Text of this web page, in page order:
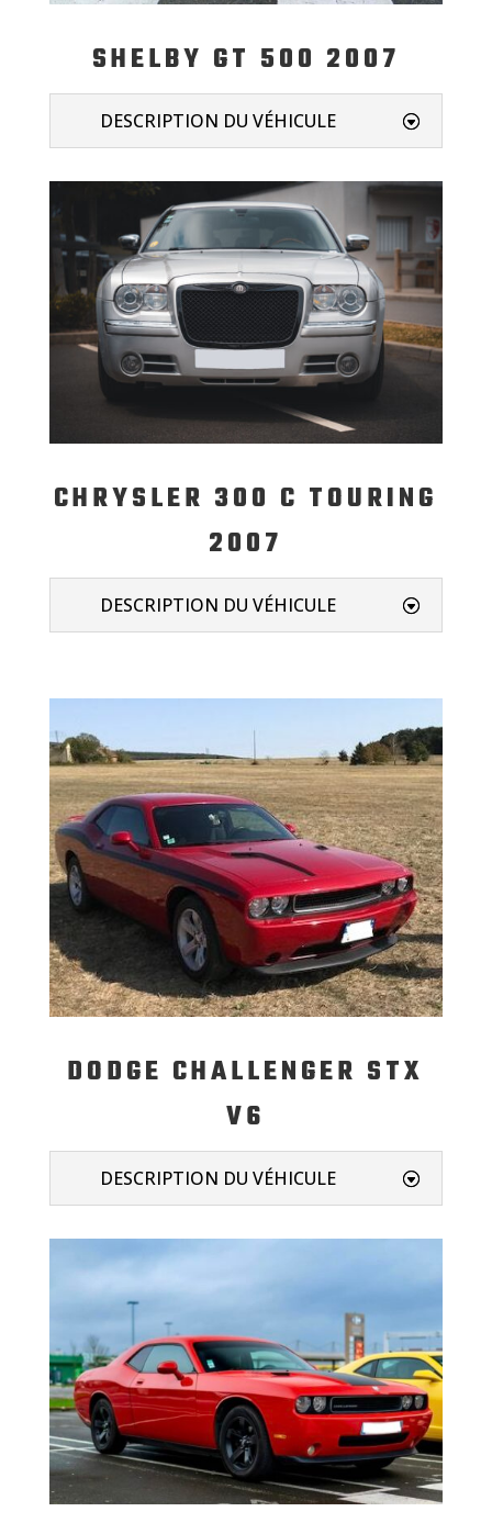
SHELBY GT 500 2007
DESCRIPTION DU VÉHICULE
CHRYSLER 300 C TOURING
2007
DESCRIPTION DU VÉHICULE
DODGE CHALLENGER STX
V6
DESCRIPTION DU VÉHICULE